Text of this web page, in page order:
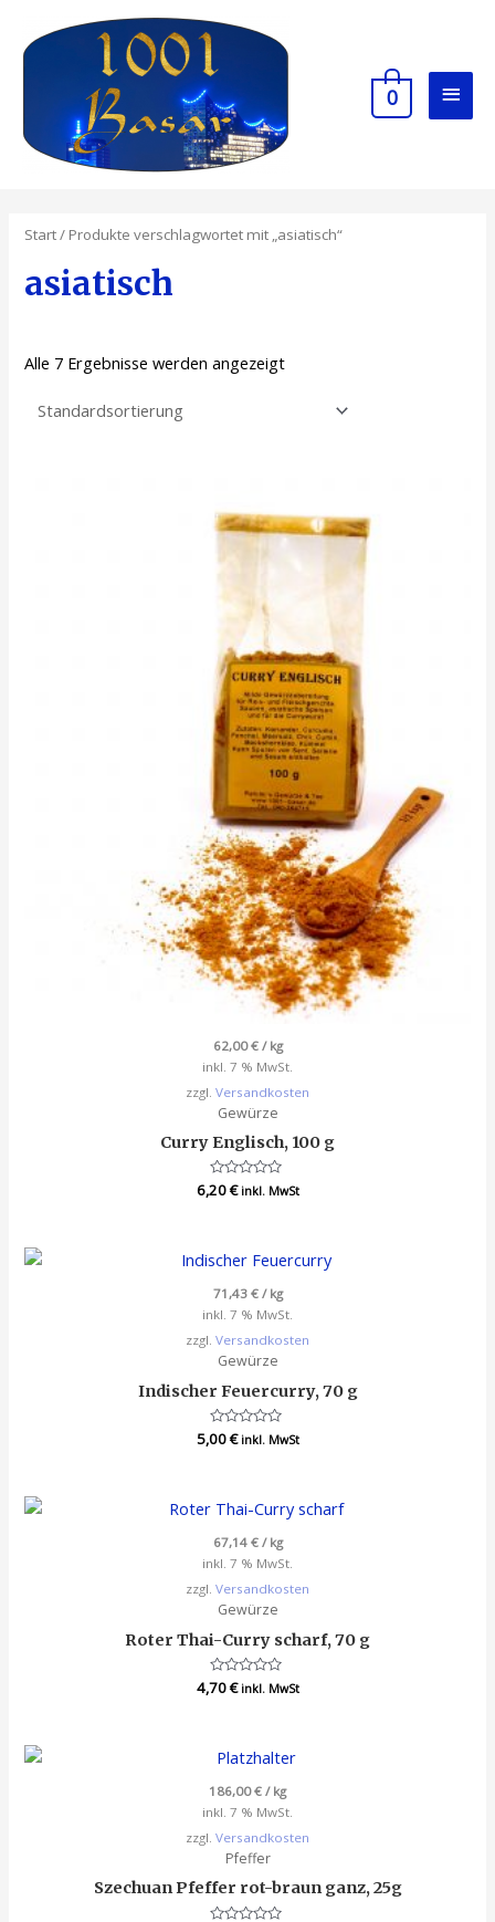
0
Start/ Produkte verschlagwortet mit „asiatisch“
asiatisch
Alle 7 Ergebnisse werden angezeigt
62,00€/ kg
inkl. 7 % MwSt.
zzgl. Versandkosten
Gewürze
Curry Englisch, 100 g
Bewertet
mit
6,20€ inkl. MwSt
71,43 €/ kg
inkl. 7 % MwSt.
zzgl. Versandkosten
Gewürze
Indischer Feuercurry, 70 g
Bewertet
mit
5,00€ inkl. MwSt
67,14 €/ kg
inkl. 7 % MwSt.
zzgl. Versandkosten
Gewürze
Roter Thai-Curry scharf, 70 g
Bewertet
mit
4,70€ inkl. MwSt
186,00€ / kg
inkl. 7 % MwSt.
zzgl. Versandkosten
Pfeffer
Szechuan Pfeffer rot-braun ganz, 25g